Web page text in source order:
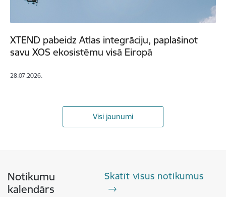
XTEND pabeidz Atlas integrāciju, paplašinot
savu XOS ekosistēmu visā Eiropā
28.07.2026.
Visi jaunumi
Notikumu
kalendārs
Skatīt visus notikumus